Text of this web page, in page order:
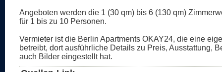
Angeboten werden die 1 (30 qm) bis 6 (130 qm)
für 1 bis zu 10 Personen.
Vermieter ist die Berlin Apartments OKAY24, die eine
betreibt, dort ausführliche Details zu Preis, Ausstattung,
auch Bilder eingestellt hat.